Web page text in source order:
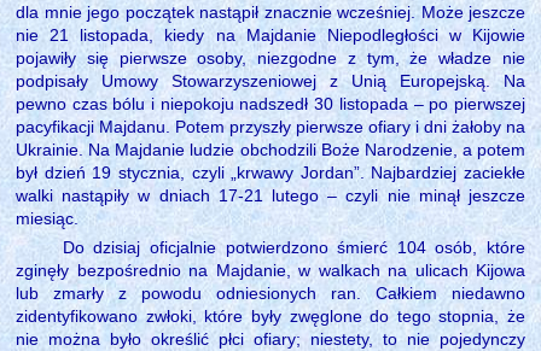
dla mnie jego początek nastąpił znacznie wcześniej. Może jeszcze
nie 21 listopada, kiedy na Majdanie Niepodległości w Kijowie
pojawiły się pierwsze osoby, niezgodne z tym, że władze nie
podpisały Umowy Stowarzyszeniowej z Unią Europejską. Na
pewno czas bólu i niepokoju nadszedł 30 listopada – po pierwszej
pacyfikacji Majdanu. Potem przyszły pierwsze ofiary i dni żałoby na
Ukrainie. Na Majdanie ludzie obchodzili Boże Narodzenie, a potem
był dzień 19 stycznia, czyli „krwawy Jordan”. Najbardziej zaciekłe
walki nastąpiły w dniach 17-21 lutego – czyli nie minął jeszcze
miesiąc.
Do dzisiaj oficjalnie potwierdzono śmierć 104 osób, które
zginęły bezpośrednio na Majdanie, w walkach na ulicach Kijowa
lub zmarły z powodu odniesionych ran. Całkiem niedawno
zidentyfikowano zwłoki, które były zwęglone do tego stopnia, że
nie można było określić płci ofiary; niestety, to nie pojedynczy